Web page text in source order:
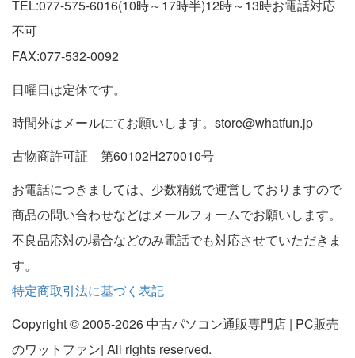
TEL:077-575-6016(10時～17時半)12時～13時お電話対応
不可
FAX:077-532-0092
日曜日は定休です。
時間外はメールにてお願いします。store@whatfun.jp
古物商許可証 第60102H270010号
お電話につきましては、少数精鋭で運営しておりますので
商品の問い合わせなどはメールフォームでお願いします。
不良品応対の場合などのみ電話でも対応させていただきま
す。
特定商取引法に基づく表記
Copyright © 2005-2026 中古パソコン通販専門店 | PC販売
のワットファン| All rights reserved.